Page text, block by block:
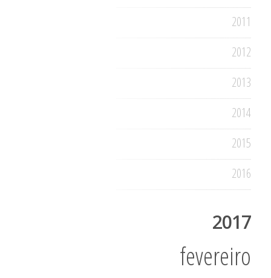
2011
2012
2013
2014
2015
2016
2017
fevereiro